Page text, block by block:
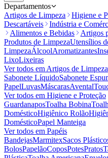
Departamentos
Artigos de Limpeza
Higiene e
Descartáveis
Indústria e
Alimentos e Bebidas
Artigos
Produtos de LimpezaUtensílios
LimpezaÁlcoolAromatizantes
LixoLixeiras
Ver todos em Artigos de Limpeza
Sabonete LíquidoSabonete
PapelLuvasMáscarasAvental
Ver todos em Higiene e Proteção
GuardanaposToalha Bobina
DomésticoHigiênico Rolão
DomésticoPapel Manteiga
Ver todos em Papéis
BandejasMarmitexSacos
BolosPapelãoCoposPotesPratos